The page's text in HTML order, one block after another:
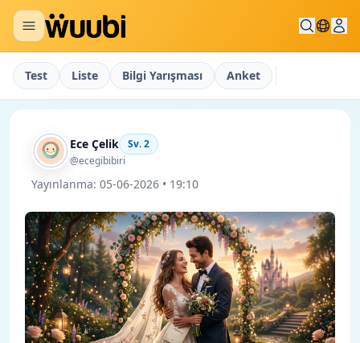
Test Liste Bilgi Yarışması Anket
Ece Çelik Sv.2
@ecegibibiri
Yayınlanma: 05-06-2026 • 19:10